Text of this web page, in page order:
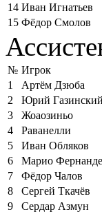
14 Иван Игнатьев
15 Фёдор Смолов
№ Игрок
1
Артём Дзюба
2
Юрий Газинский
3
Жоаозиньо
4
Раванелли
5
Иван Обляков
6
Марио
7
Фёдор Чалов
8
Сергей Ткачёв
9
Сердар Азмун